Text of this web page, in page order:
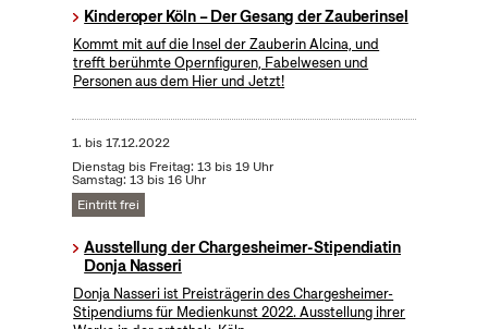
Kinderoper Köln – Der Gesang der Zauberinsel
Kommt mit auf die Insel der Zauberin Alcina, und
trefft berühmte Opernfiguren, Fabelwesen und
Personen aus dem Hier und Jetzt!
1. bis17.12.2022
Dienstag bis Freitag: 13 bis 19 Uhr
Samstag: 13 bis 16 Uhr
Eintritt frei
Ausstellung der Chargesheimer-Stipendiatin
Donja Nasseri
Donja Nasseri ist Preisträgerin des Chargesheimer-
Stipendiums für Medienkunst 2022. Ausstellung ihrer